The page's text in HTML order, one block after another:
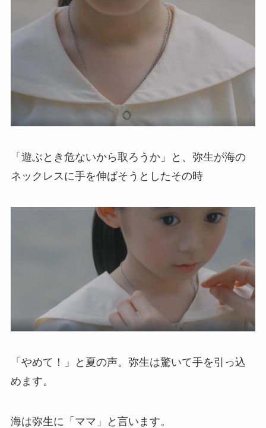
「遊ぶとき危ないから取ろうか」と、弥生が海の
ネックレスに手を伸ばそうとしたその時
「やめて！」と夏の声。弥生は驚いて手を引っ込
めます。
海は弥生に「ママ」と言います。